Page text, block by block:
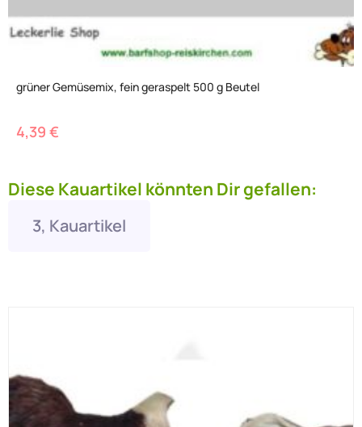
grüner Gemüsemix, fein geraspelt 500 g Beutel
4,39 €
Diese Kauartikel könnten Dir gefallen:
3, Kauartikel